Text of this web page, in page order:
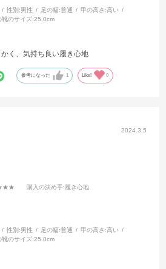
性別:男性 足の幅:普通 甲の高さ:高い
靴のサイズ:25.0cm
く、気持ち良い履き心地
参考になった 1 Like! 0
2024.3.5
購入の決め手:履き心地
性別:男性 足の幅:普通 甲の高さ:高い
靴のサイズ:25.0cm